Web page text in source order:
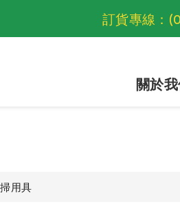
訂貨專線：
關於我
用具